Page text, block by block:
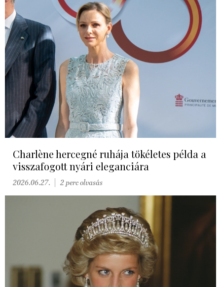
Charlène hercegné ruhája tökéletes példa a
visszafogott nyári eleganciára
2026.06.27. 2 perc olvasás